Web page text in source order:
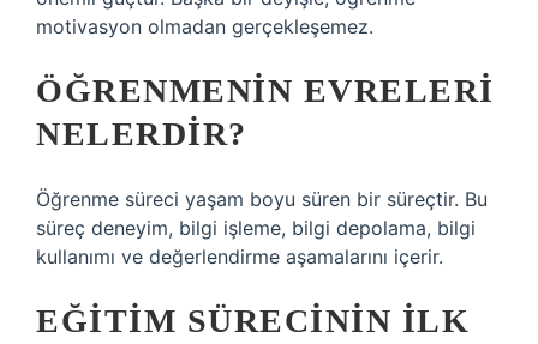
motivasyon olmadan gerçekleşemez.
ÖĞRENMENIN EVRELERI
NELERDIR?
Öğrenme süreci yaşam boyu süren bir süreçtir. Bu
süreç deneyim, bilgi işleme, bilgi depolama, bilgi
kullanımı ve değerlendirme aşamalarını içerir.
EĞITIM SÜRECININ ILK